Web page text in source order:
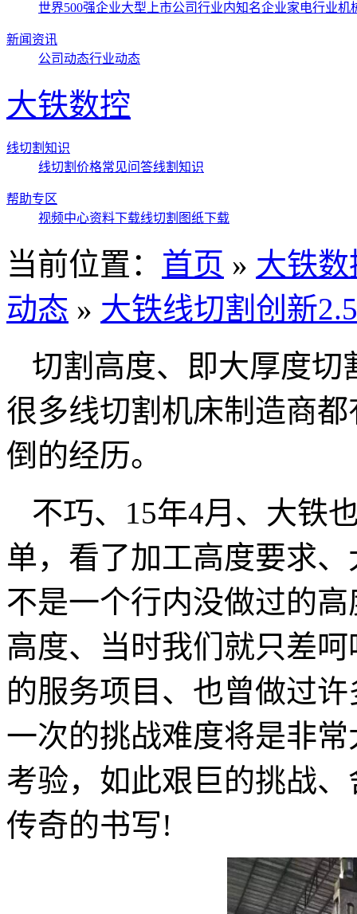
世界500强企业大型上市公司行业内知名企业家电行业机
新闻资讯
公司动态行业动态
大铁数控
线切割知识
线切割价格常见问答线割知识
帮助专区
视频中心资料下载线切割图纸下载
当前位置： 首页 » 大铁
动态 » 大铁线切割创新
切割高度、即大厚度切
很多线切割机床制造商
倒的经历。
不巧、15年4月、大铁
单，看了加工高度要求
不是一个行内没做过的
高度、当时我们就只差
的服务项目、也曾做过
一次的挑战难度将是非
考验，如此艰巨的挑战
传奇的书写!